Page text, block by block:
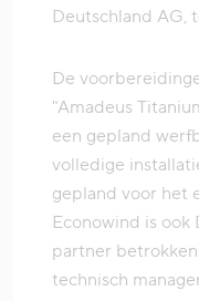
Deutschland AG,
De
"Amadeus
een gepland
volledige
gepland voor het
Econowind is ook
partner
technisch